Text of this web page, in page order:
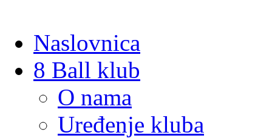
Naslovnica
8 Ball klub
O nama
Uređenje kluba